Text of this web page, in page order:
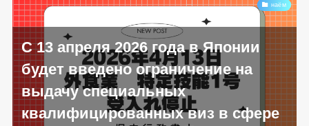
наём
С 13 апреля 2026 года в Японии
будет введено ограничение на
выдачу специальных
квалифицированных виз в сфере